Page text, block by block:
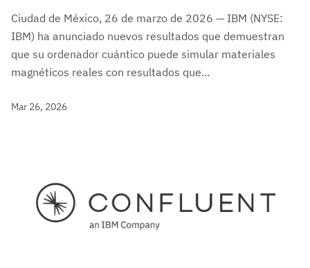
Ciudad de México, 26 de marzo de 2026 — IBM (NYSE:
IBM) ha anunciado nuevos resultados que demuestran
que su ordenador cuántico puede simular materiales
magnéticos reales con resultados que...
Mar 26, 2026